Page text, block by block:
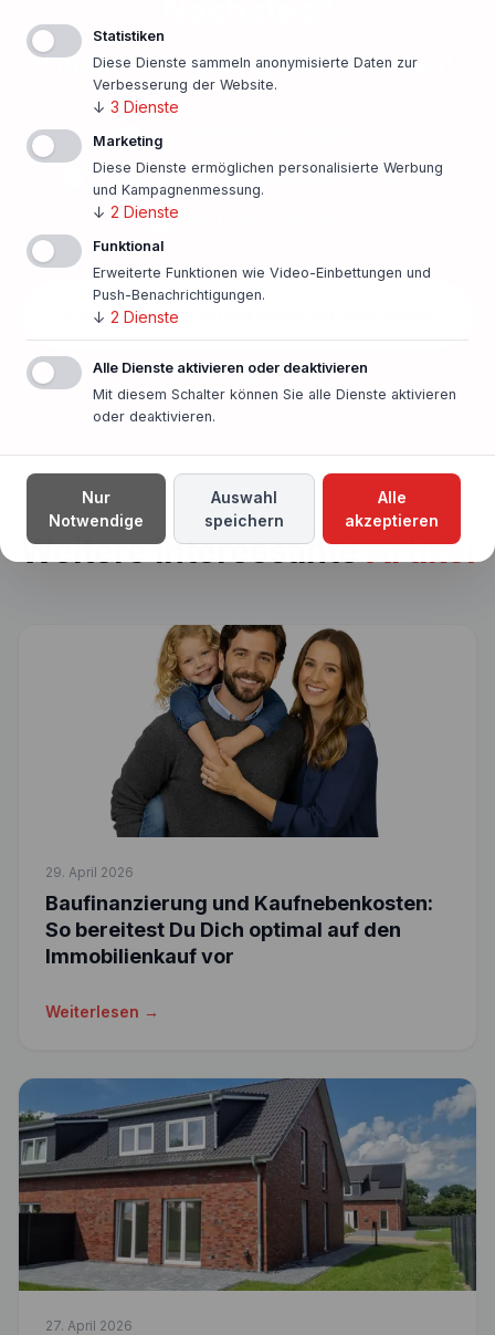
Finanzierungsangebot einholen!
500 Banken im Vergleich
Persönlicher Ansprechpartner vor Ort
Finanzierung unverbindlich anfragen
In nur einer Minute!
Weitere interessanteArtikel
29. April 2026
Baufinanzierung und Kaufnebenkosten:
So bereitest Du Dich optimal auf den
Immobilienkauf vor
Weiterlesen →
27. April 2026
Statistiken
Diese Dienste sammeln anonymisierte Daten zur
Verbesserung der Website.
↓ 3 Dienste
Marketing
Diese Dienste ermöglichen personalisierte Werbung
und Kampagnenmessung.
↓ 2 Dienste
Funktional
Erweiterte Funktionen wie Video-Einbettungen und
Push-Benachrichtigungen.
↓ 2 Dienste
Alle Dienste aktivieren oder deaktivieren
Mit diesem Schalter können Sie alle Dienste aktivieren
oder deaktivieren.
Nur
Notwendige
Auswahl
speichern
Alle
akzeptieren